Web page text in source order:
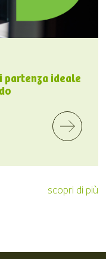
partenza ideale
scopri di più